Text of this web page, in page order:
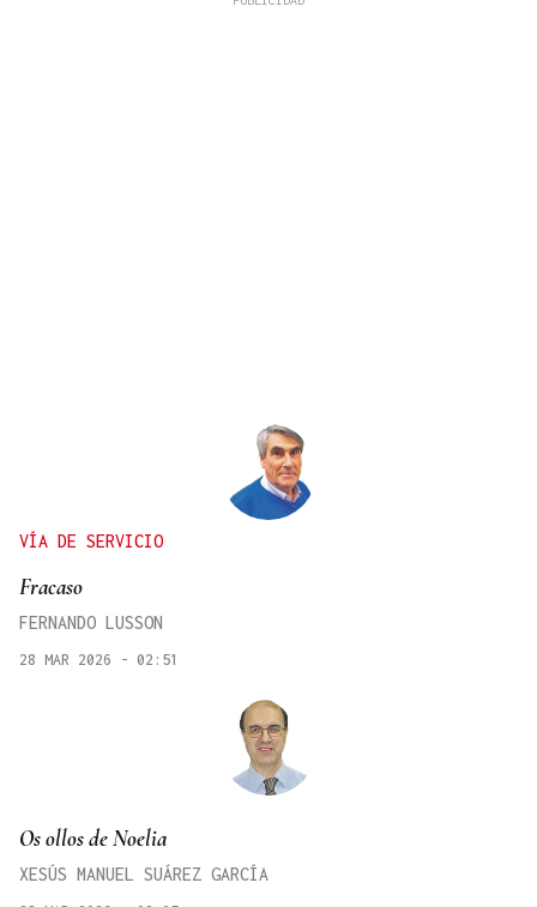
VÍA DE SERVICIO
Fracaso
FERNANDO LUSSON
28 MAR 2026 - 02:51
Os ollos de Noelia
XESÚS MANUEL SUÁREZ GARCÍA